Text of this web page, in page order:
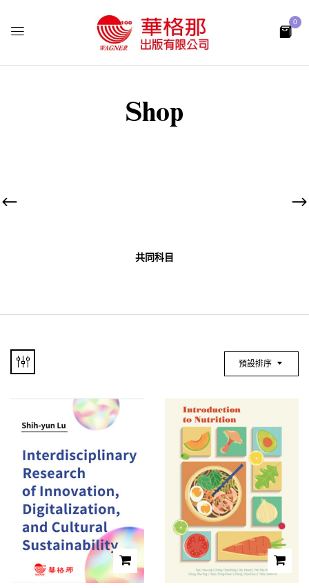
0
Shop
共同科目
預設排序